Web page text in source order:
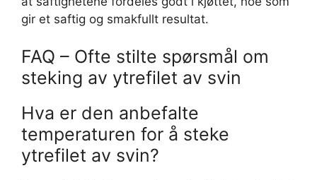
gir et saftig og smakfullt resultat.
FAQ – Ofte stilte spørsmål om
steking av ytrefilet av svin
Hva er den anbefalte
temperaturen for å steke
ytrefilet av svin?